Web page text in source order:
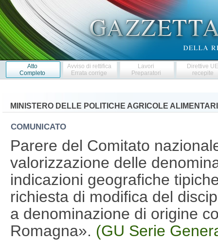
Atto
Completo
Avviso di rettifica
Errata corrige
Lavori
Preparatori
Direttive
recepite
MINISTERO DELLE POLITICHE AGRICOLE
COMUNICATO
Parere del Comitato
valorizzazione delle
indicazioni geografiche
richiesta di modifica del
a denominazione di origine
Romagna». (GU Serie